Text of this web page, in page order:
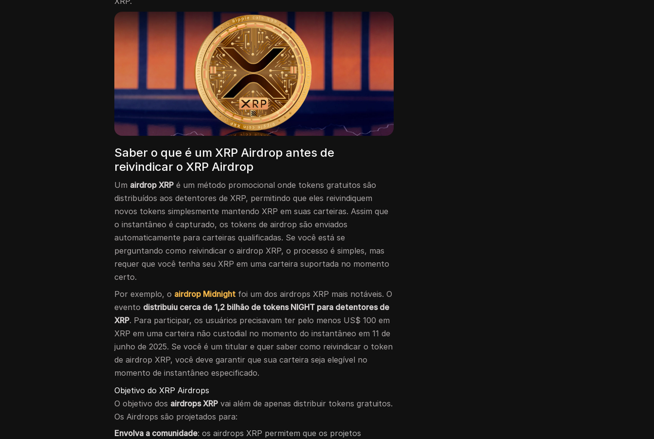
Saber o que é um XRP Airdrop antes de
reivindicar o XRP Airdrop
Um airdrop XRP é um método promocional onde tokens gratuitos são
distribuídos aos detentores de XRP, permitindo que eles reivindiquem
novos tokens simplesmente mantendo XRP em suas carteiras. Assim que
o instantâneo é capturado, os tokens de airdrop são enviados
automaticamente para carteiras qualificadas. Se você está se
perguntando como reivindicar o airdrop XRP, o processo é simples, mas
requer que você tenha seu XRP em uma carteira suportada no momento
certo.
Por exemplo, o airdrop Midnight foi um dos airdrops XRP mais notáveis. O
evento distribuiu cerca de 1,2 bilhão de tokens NIGHT para detentores de
XRP. Para participar, os usuários precisavam ter pelo menos US$ 100 em
XRP em uma carteira não custodial no momento do instantâneo em 11 de
junho de 2025. Se você é um titular e quer saber como reivindicar o token
de airdrop XRP, você deve garantir que sua carteira seja elegível no
momento de instantâneo especificado.
Objetivo do XRP Airdrops
O objetivo dos airdrops XRP vai além de apenas distribuir tokens gratuitos.
Os Airdrops são projetados para:
Envolva a comunidade: os airdrops XRP permitem que os projetos